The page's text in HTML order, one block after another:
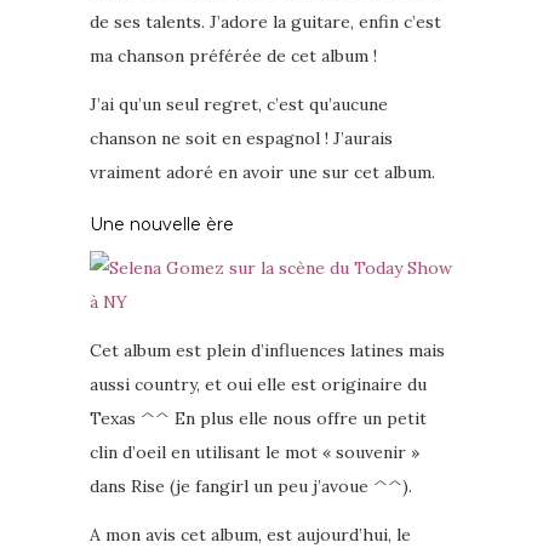
de ses talents. J’adore la guitare, enfin c’est
ma chanson préférée de cet album !
J’ai qu’un seul regret, c’est qu’aucune
chanson ne soit en espagnol ! J’aurais
vraiment adoré en avoir une sur cet album.
Une nouvelle ère
Cet album est plein d’influences latines mais
aussi country, et oui elle est originaire du
Texas ^^ En plus elle nous offre un petit
clin d’oeil en utilisant le mot « souvenir »
dans Rise (je fangirl un peu j’avoue ^^).
A mon avis cet album, est aujourd’hui, le